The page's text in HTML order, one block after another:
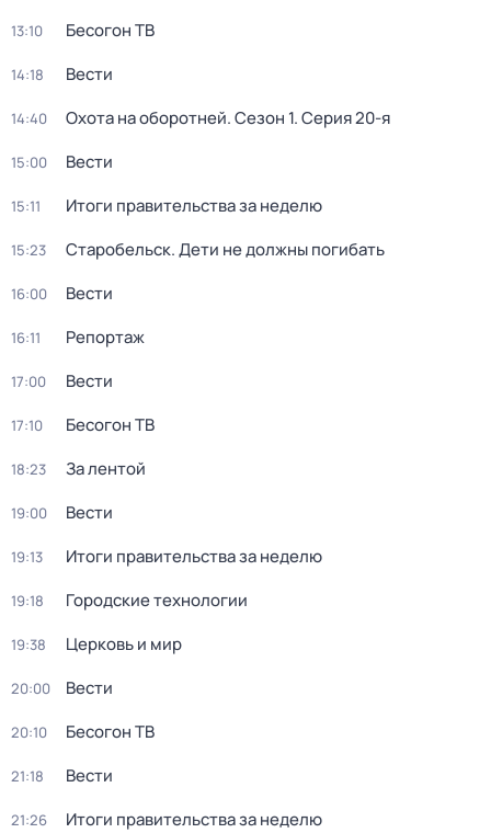
13:10 Бесогон ТВ
14:18 Вести
14:40 Охота на оборотней. Сезон 1. Серия 20-я
15:00 Вести
15:11 Итоги правительства за неделю
15:23 Старобельск. Дети не должны погибать
16:00 Вести
16:11 Репортаж
17:00 Вести
17:10 Бесогон ТВ
18:23 За лентой
19:00 Вести
19:13 Итоги правительства за неделю
19:18 Городские технологии
19:38 Церковь и мир
20:00 Вести
20:10 Бесогон ТВ
21:18 Вести
21:26 Итоги правительства за неделю